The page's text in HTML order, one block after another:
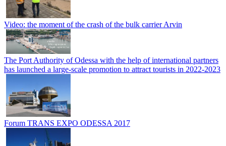
Video: the moment of the crash of the bulk carrier Arvin
The Port Authority of Odessa with the help of international partners
has launched a large-scale promotion to attract tourists in 2022-2023
Forum TRANS EXPO ODESSA 2017